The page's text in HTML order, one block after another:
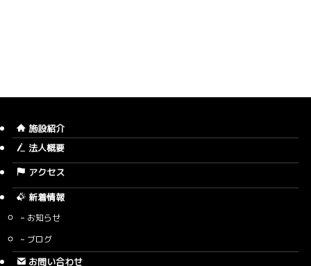
施設紹介
法人概要
アクセス
新着情報
お知らせ
ブログ
お問い合わせ